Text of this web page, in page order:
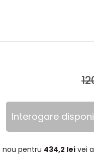
Interogare
nou pentru 434,2 leivei